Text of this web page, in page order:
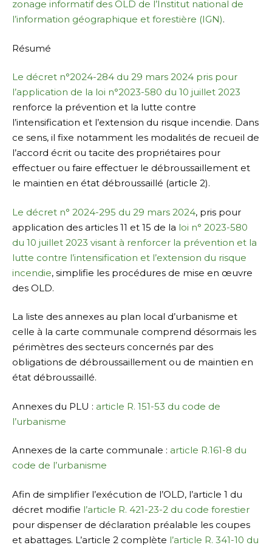
zonage informatif des OLD de l’Institut national de
l’information géographique et forestière (IGN).
Résumé
Le décret n°2024-284 du 29 mars 2024 pris pour
l’application de la loi n°2023-580 du 10 juillet 2023
renforce la prévention et la lutte contre
l’intensification et l’extension du risque incendie. Dans
ce sens, il fixe notamment les modalités de recueil de
l’accord écrit ou tacite des propriétaires pour
effectuer ou faire effectuer le débroussaillement et
le maintien en état débroussaillé (article 2).
Le décret n° 2024-295 du 29 mars 2024, pris pour
application des articles 11 et 15 de la loi n° 2023-580
du 10 juillet 2023 visant à renforcer la prévention et la
lutte contre l’intensification et l’extension du risque
incendie, simplifie les procédures de mise en œuvre
des OLD.
La liste des annexes au plan local d’urbanisme et
celle à la carte communale comprend désormais les
périmètres des secteurs concernés par des
obligations de débroussaillement ou de maintien en
état débroussaillé.
Annexes du PLU : article R. 151-53 du code de
l’urbanisme
Annexes de la carte communale : article R.161-8 du
code de l’urbanisme
Afin de simplifier l’exécution de l’OLD, l’article 1 du
décret modifie l’article R. 421-23-2 du code forestier
pour dispenser de déclaration préalable les coupes
et abattages. L’article 2 complète l’article R. 341-10 du